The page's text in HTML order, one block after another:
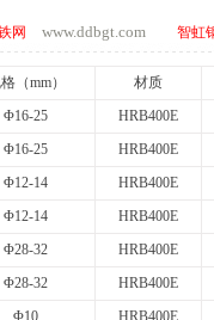
网 www.ddbgt.com 智虹
（mm） 材质
Φ16-25 HRB400E
Φ16-25 HRB400E
Φ12-14 HRB400E
Φ12-14 HRB400E
Φ28-32 HRB400E
Φ28-32 HRB400E
Φ10 HRB400E